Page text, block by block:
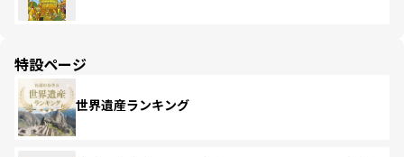
特設ページ
世界遺産ランキング